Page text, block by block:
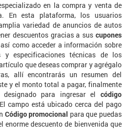
en la compra y venta de
En esta plataforma, los usuarios
variedad de anuncios de autos
descuentos gracias a sus cupones
como acceder a información sobre
y especificaciones técnicas de los
que deseas comprar y agrégalo
allí encontrarás un resumen del
y el monto total a pagar, finalmente
para ingresar el código
campo está ubicado cerca del pago
Código promocional para que puedas
enorme descuento de bienvenida que